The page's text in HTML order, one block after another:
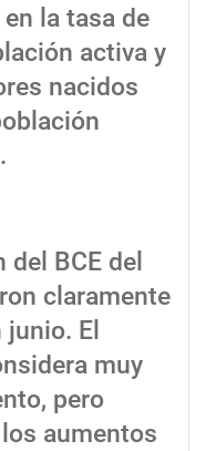
la tasa de
activa y
nacidos
BCE del
claramente
El
muy
pero
aumentos